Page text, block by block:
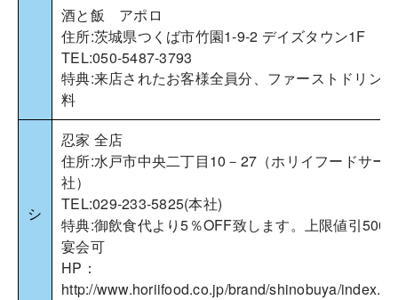
酒と飯 アポロ
住所:茨城県つくば市竹園1-9-2 デイズタウン1F
TEL:050-5487-3793
特典:来店されたお客様全員分、ファーストドリン
料
シ
忍家 全店
住所:水戸市中央二丁目10－27（ホリイフードサー
社）
TEL:029-233-5825(本社)
特典:御飲食代より5％OFF致します。上限値引
宴会可
HP：
http://www.horiifood.co.jp/brand/shinobuya/